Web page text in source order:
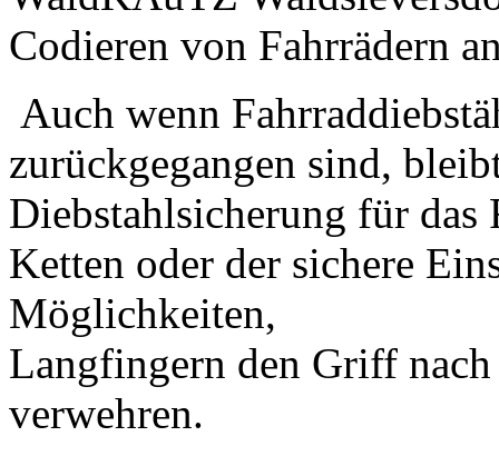
Codieren von Fahrrädern
Auch wenn
zurückgegangen sind,
Diebstahlsicherung für
Ketten oder der sichere
Möglichkeiten,
Langfingern den Griff
verwehren.